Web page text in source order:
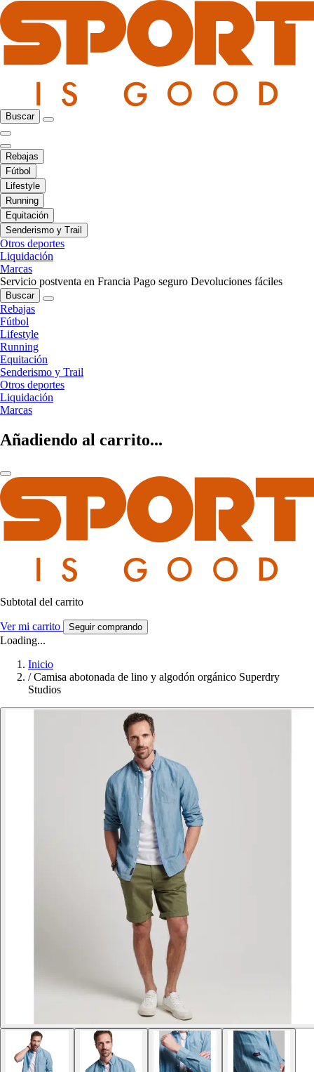
Buscar
Rebajas
Fútbol
Lifestyle
Running
Equitación
Senderismo y Trail
Otros deportes
Liquidación
Marcas
Servicio postventa en Francia Pago seguro Devoluciones fáciles
Buscar
Rebajas
Fútbol
Lifestyle
Running
Equitación
Senderismo y Trail
Otros deportes
Liquidación
Marcas
Añadiendo al carrito...
Subtotal del carrito
Ver mi carrito Seguir comprando
Loading...
Inicio
/ Camisa abotonada de lino y algodón orgánico Superdry
Studios